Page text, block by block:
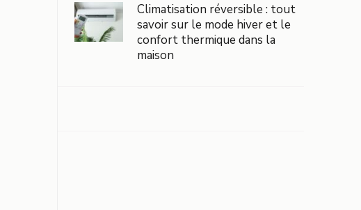
Climatisation réversible : tout
savoir sur le mode hiver et le
confort thermique dans la
maison